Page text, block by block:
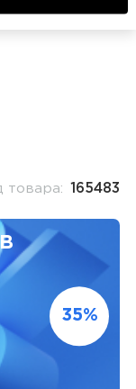
товара: 165483
35%